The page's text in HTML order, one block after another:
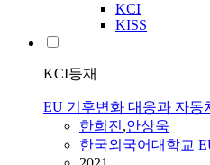
KCI
KISS
KCI등재
EU 기후변화 대응과 자동
한희진,안상욱
한국외국어대학교